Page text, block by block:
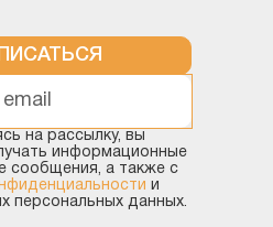
«Ата-ана»
на рассылку, вы
информационные
сообщения, а также с
и
персональных данных.